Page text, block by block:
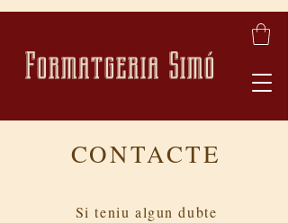
Formatgeria Simó
CONTACTE
Si teniu algun dubte